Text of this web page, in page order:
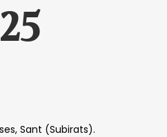
Sant (Subirats).